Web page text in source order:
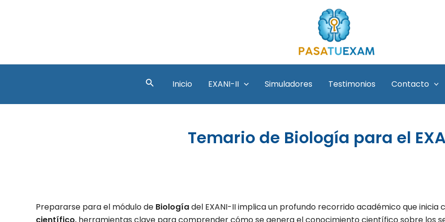
BuscarInicio EXANI-II Simuladores Testimonios Contacto
Temario de Biología para el
Prepararse para el módulo de Biologíadel EXANI-II implica un profundo recorrido académico que inicia